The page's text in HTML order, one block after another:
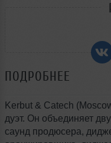
ПОДРОБНЕЕ
Kerbut & Catech
дуэт. Он объединяет
саунд продюсера,